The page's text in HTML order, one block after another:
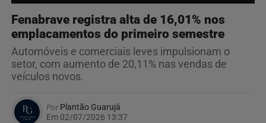
Fenabrave registra alta de 16,01% nos
emplacamentos do primeiro semestre
Automóveis e comerciais leves impulsionam o
setor, com aumento de 20,11% nas vendas de
veículos novos.
PorPlantão Guarujá
Em 02/07/2026 13:37